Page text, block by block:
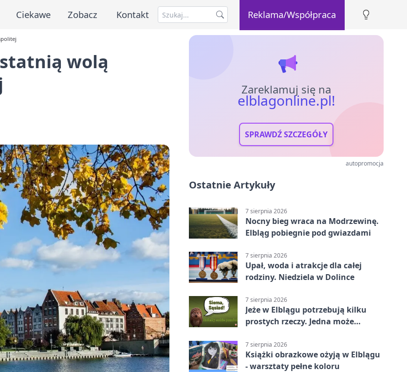
Ciekawe Zobacz Kontakt Reklama/Współpraca
wolą
Zareklamuj się na
elblagonline.pl!
SPRAWDŹ SZCZEGÓŁY
autopromocja
Ostatnie Artykuły
7 sierpnia 2026
Nocny bieg wraca na Modrzewinę.
Elbląg pobiegnie pod gwiazdami
7 sierpnia 2026
Upał, woda i atrakcje dla całej
rodziny. Niedziela w Dolince
7 sierpnia 2026
Jeże w Elblągu potrzebują kilku
prostych rzeczy. Jedna może
7 sierpnia 2026
Książki obrazkowe ożyją w Elblągu
- warsztaty pełne koloru